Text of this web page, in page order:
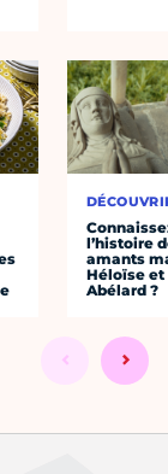
l’histoire
amants
Héloïse et
Abélard ?